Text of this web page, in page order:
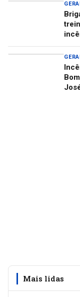
Mais lidas